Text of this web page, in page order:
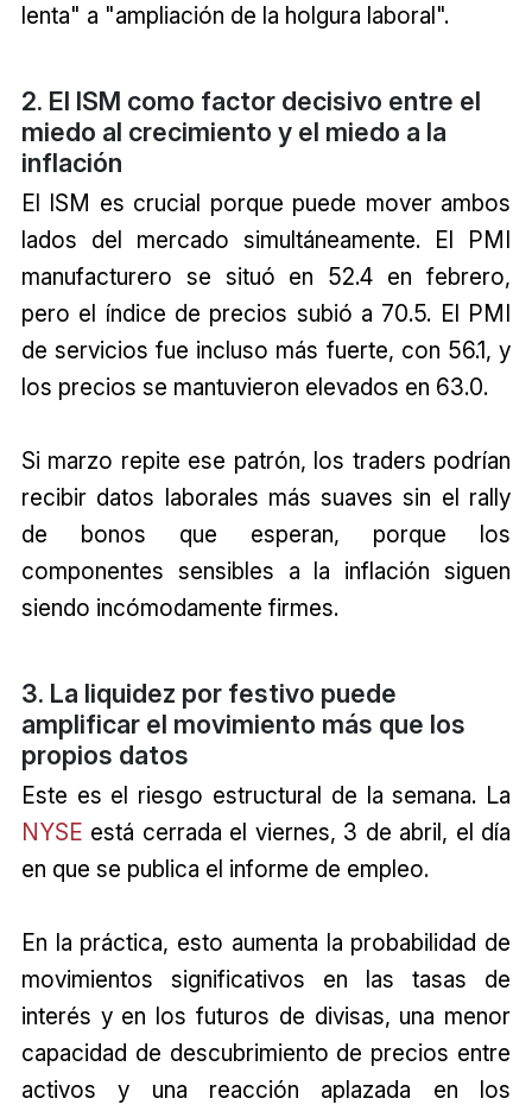
lenta" a "ampliación de la holgura laboral".
2. El ISM como factor decisivo entre el
miedo al crecimiento y el miedo a la
inflación
El ISM es crucial porque puede mover ambos
lados del mercado simultáneamente. El PMI
manufacturero se situó en 52.4 en febrero,
pero el índice de precios subió a 70.5. El PMI
de servicios fue incluso más fuerte, con 56.1, y
los precios se mantuvieron elevados en 63.0.
Si marzo repite ese patrón, los traders podrían
recibir datos laborales más suaves sin el rally
de bonos que esperan, porque los
componentes sensibles a la inflación siguen
siendo incómodamente firmes.
3. La liquidez por festivo puede
amplificar el movimiento más que los
propios datos
Este es el riesgo estructural de la semana. La
NYSE está cerrada el viernes, 3 de abril, el día
en que se publica el informe de empleo.
En la práctica, esto aumenta la probabilidad de
movimientos significativos en las tasas de
interés y en los futuros de divisas, una menor
capacidad de descubrimiento de precios entre
activos y una reacción aplazada en los